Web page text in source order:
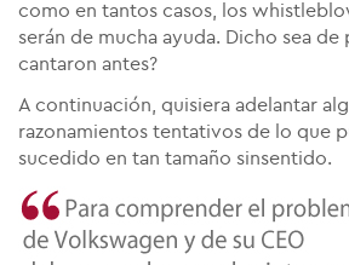
como en tantos casos, los
serán de mucha ayuda. Dicho sea de
cantaron antes?
A continuación, quisiera adelantar
razonamientos tentativos de lo que
sucedido en tan tamaño sinsentido.